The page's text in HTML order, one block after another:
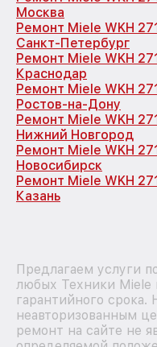
Москва
Ремонт Miele WKH
Санкт-Петербург
Ремонт Miele WKH
Краснодар
Ремонт Miele WKH
Ростов-на-Дону
Ремонт Miele WKH
Нижний Новгород
Ремонт Miele WKH
Новосибирск
Ремонт Miele WKH
Казань
Предлагаем услуги
любых Техники Miele
гарантийного
неавторизованным
ремонт на сайте не